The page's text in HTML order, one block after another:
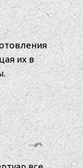
их в